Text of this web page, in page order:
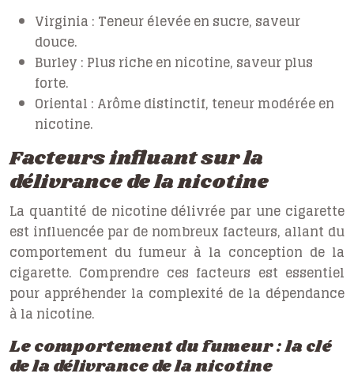
Virginia : Teneur élevée en sucre, saveur
douce.
Burley : Plus riche en nicotine, saveur plus
forte.
Oriental : Arôme distinctif, teneur modérée en
nicotine.
Facteurs influant sur la
délivrance de la nicotine
La quantité de nicotine délivrée par une cigarette
est influencée par de nombreux facteurs, allant du
comportement du fumeur à la conception de la
cigarette. Comprendre ces facteurs est essentiel
pour appréhender la complexité de la dépendance
à la nicotine.
Le comportement du fumeur : la clé
de la délivrance de la nicotine